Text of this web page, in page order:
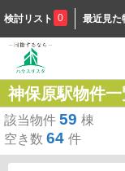
検討リスト 0 最近見た
神保原駅物件一
該当物件 59 棟
空き数 64 件